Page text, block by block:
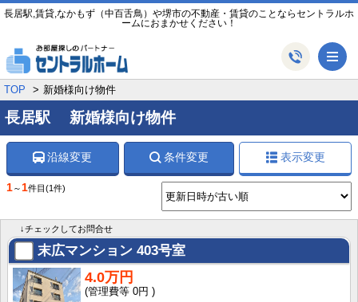
長居駅,賃貸,なかもず（中百舌鳥）や堺市の不動産・賃貸のことならセントラルホ
ームにおまかせください！
TOP 新婚様向け物件
長居駅 新婚様向け物件
沿線変更 条件変更 表示変更
1～1件目 (1件)
↓チェックしてお問合せ
末広マンション 403号室
4.0万円
0円